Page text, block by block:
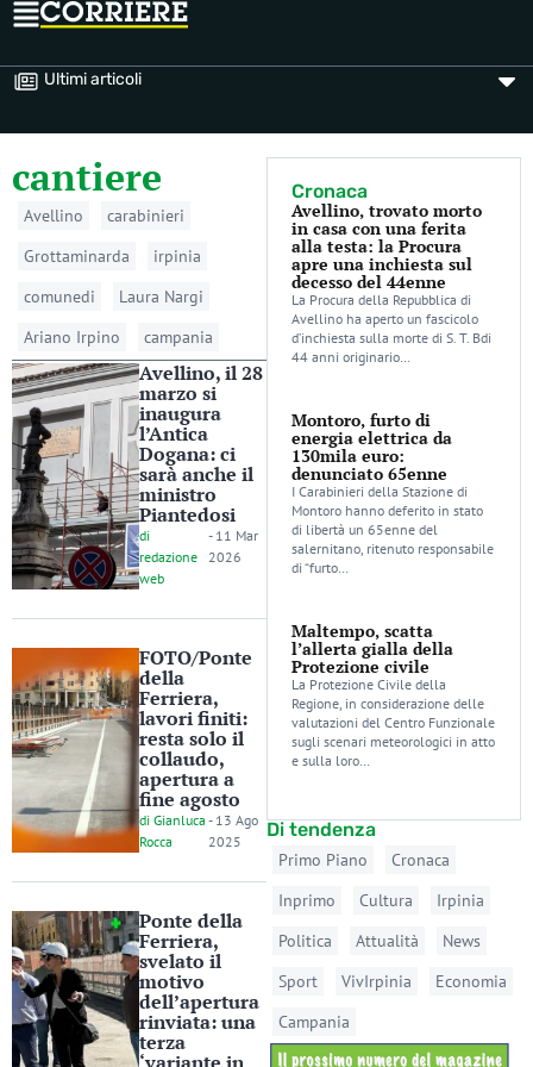
Ultimi articoli
cantiere
Avellino
carabinieri
Grottaminarda
irpinia
comunedi
Laura Nargi
Ariano Irpino
campania
Avellino, il 28
marzo si
inaugura
l’Antica
Dogana: ci
sarà anche il
ministro
Piantedosi
di
redazione
web
- 11 Mar
2026
FOTO/Ponte
della
Ferriera,
lavori finiti:
resta solo il
collaudo,
apertura a
fine agosto
di Gianluca
Rocca
- 13 Ago
2025
Ponte della
Ferriera,
svelato il
motivo
dell’apertura
rinviata: una
terza
Cronaca
Avellino, trovato morto
in casa con una ferita
alla testa: la Procura
apre una inchiesta sul
decesso del 44enne
La Procura della Repubblica di
Avellino ha aperto un fascicolo
d’inchiesta sulla morte di S. T. Bdi
44 anni originario…
Montoro, furto di
energia elettrica da
130mila euro:
denunciato 65enne
I Carabinieri della Stazione di
Montoro hanno deferito in stato
di libertà un 65enne del
salernitano, ritenuto responsabile
di “furto…
Maltempo, scatta
l’allerta gialla della
Protezione civile
La Protezione Civile della
Regione, in considerazione delle
valutazioni del Centro Funzionale
sugli scenari meteorologici in atto
e sulla loro…
Di tendenza
Primo Piano
Cronaca
Inprimo
Cultura
Irpinia
Politica
Attualità
News
Sport
VivIrpinia
Economia
Campania